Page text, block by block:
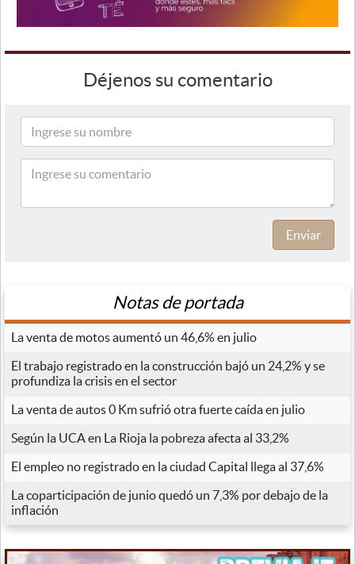
Déjenos su comentario
Enviar
Notas de portada
La venta de motos aumentó un 46,6% en julio
El trabajo registrado en la construcción bajó un 24,2% y se
profundiza la crisis en el sector
La venta de autos 0 Km sufrió otra fuerte caída en julio
Según la UCA en La Rioja la pobreza afecta al 33,2%
El empleo no registrado en la ciudad Capital llega al 37,6%
La coparticipación de junio quedó un 7,3% por debajo de la
inflación